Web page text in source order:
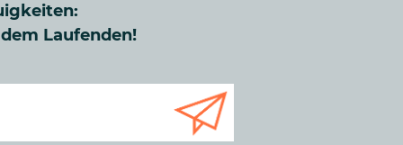
Laufenden!